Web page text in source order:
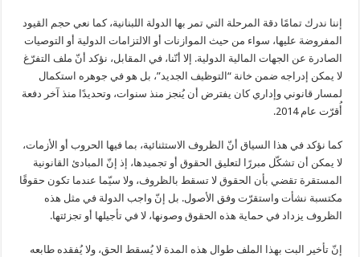
إننا ندرك تمامًا دقة المرحلة التي تمر بها الدولة اللبنانية، كما نعي حجم القيود
المفروضة عليها، سواء من حيث الموازنات أو الالتزامات الدولية أو التوصيات
الصادرة عن الجهات المالية الدولية. إلا أنّنا، في المقابل، نؤكد أنّ ملف التفرّغ
لا يمكن إدراجه ضمن خانة “التوظيف الجديد”، بل هو في جوهره استكمال
لمسار قانوني وإداري كان يفترض أن يُنجز منذ سنوات، وتحديدًا منذ آخر دفعة
أُقرّت عام 2014.
كما نؤكد في هذا السياق أنّ الظروف الاستثنائية، بما فيها الحروب أو الأزمات،
لا يمكن أن تشكّل مبررًا لتعليق الحقوق أو تجميدها، إذ إنّ المبادئ القانونية
المستقرة تقضي بأن الحقوق لا تسقط بالظروف، ولا سيّما عندما تكون حقوقًا
مكتسبة نشأت واستقرّت وفق الأصول. بل إنّ واجب الدولة في مثل هذه
الظروف يزداد في حماية هذه الحقوق وصونها، لا في تأجيلها أو تجزئتها.
إنّ تأخير البت بهذا الملف طوال هذه المدة لا يُسقط الحق، ولا يُفقده طابعه